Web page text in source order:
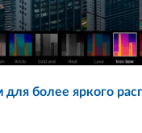
для более яркого